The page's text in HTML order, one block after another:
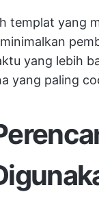
templat yang
yang lebih
yang paling